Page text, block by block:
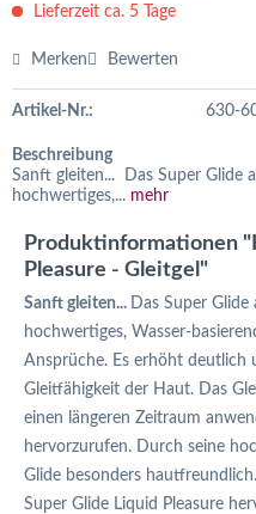
Lieferzeit ca. 5 Tage
Merken Bewerten
Artikel-Nr.: 630-
Beschreibung
Sanft gleiten... Das Super Glide
hochwertiges,... mehr
Produktinformationen
Pleasure - Gleitgel"
Sanft gleiten... Das Super
hochwertiges, Wasser-
Ansprüche. Es erhöht deutlich
Gleitfähigkeit der Haut. Das
einen längeren Zeitraum
hervorzurufen. Durch seine
Glide besonders
Super Glide Liquid Pleasure